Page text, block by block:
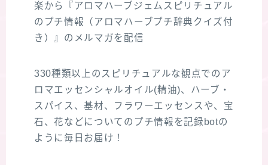
楽から『アロマハーブジェムスピリチュアル
のプチ情報（アロマハーブプチ辞典クイズ付
き）』のメルマガを配信
330種類以上のスピリチュアルな観点でのア
ロマエッセンシャルオイル(精油)、ハーブ・
スパイス、基材、フラワーエッセンスや、宝
石、花などについてのプチ情報を記録botの
ように毎日お届け！